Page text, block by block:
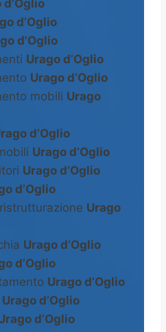
d’Oglio
d’Oglio
d’Oglio
Urago d’Oglio
Urago d’Oglio
mobili Urago
d’Oglio
Urago d’Oglio
Urago d’Oglio
d’Oglio
Urago
Urago d’Oglio
d’Oglio
Urago d’Oglio
Urago d’Oglio
d’Oglio